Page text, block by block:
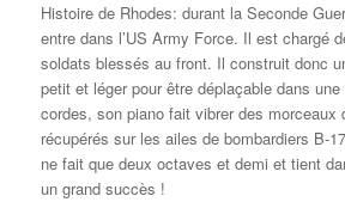
Histoire de Rhodes: durant la Seconde
entre dans l’US Army Force. Il est chargé
soldats blessés au front. Il construit donc
petit et léger pour être déplaçable dans
cordes, son piano fait vibrer des morceaux
récupérés sur les ailes de bombardiers B-
ne fait que deux octaves et demi et tient
un grand succès !